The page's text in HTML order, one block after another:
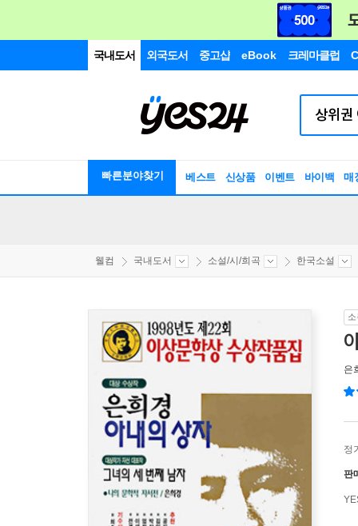
국내도서 외국도서 중고샵 eBook 크레마클럽
빠른분야찾기 베스트 신상품 이벤트 바이백 매
웰컴 국내도서 소설/시/희곡 한국소설
은
정
판